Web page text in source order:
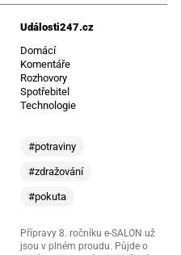
Události247.cz
Domácí
Komentáře
Rozhovory
Spotřebitel
Technologie
#potraviny
#zdražování
#pokuta
Přípravy 8. ročníku e-SALON už
jsou v plném proudu. Půjde o